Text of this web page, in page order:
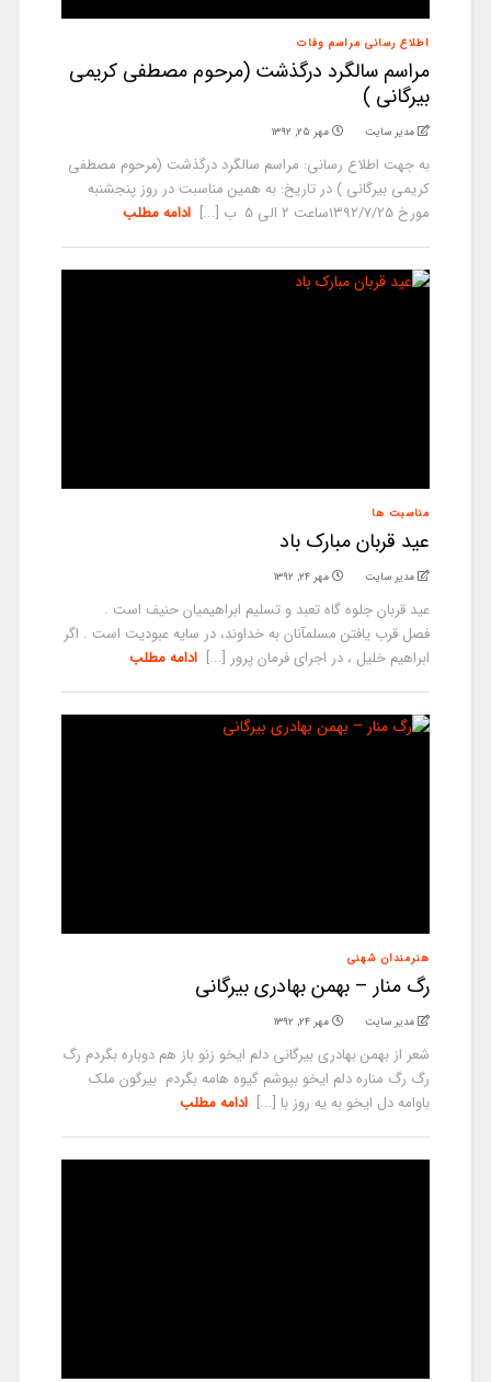
اطلاع رسانی مراسم وفات
مراسم سالگرد درگذشت (مرحوم مصطفی کریمی
بیرگانی )
مدیر سایت مهر ۲۵, ۱۳۹۲
به جهت اطلاع رسانی: مراسم سالگرد درگذشت (مرحوم مصطفی
کریمی بیرگانی ) در تاریخ: به همین مناسبت در روز پنجشنبه
مورخ ۱۳۹۲/7/25ساعت 2 الی 5 ب [...]
ادامه مطلب
مناسبت ها
عید قربان مبارک باد
مدیر سایت مهر ۲۴, ۱۳۹۲
عيد قربان جلوه گاه تعبد و تسليم ابراهيميان حنيف است .
فصل قرب يافتن مسلمآنان به خداوند، در سايه عبوديت است . اگر
ابراهيم خليل ، در اجراى فرمان پرور [...] ادامه مطلب
هنرمندان شهنی
رگ منار – بهمن بهادری بیرگانی
مدیر سایت مهر ۲۴, ۱۳۹۲
شعر از بهمن بهادری بیرگانی دلم ایخو زنو باز هم دوباره بگردم رگ
رگ رگ مناره دلم ایخو بپوشم گیوه هامه بگردم بیرگون ملک
باوامه دل ایخو به یه روز با [...] ادامه مطلب